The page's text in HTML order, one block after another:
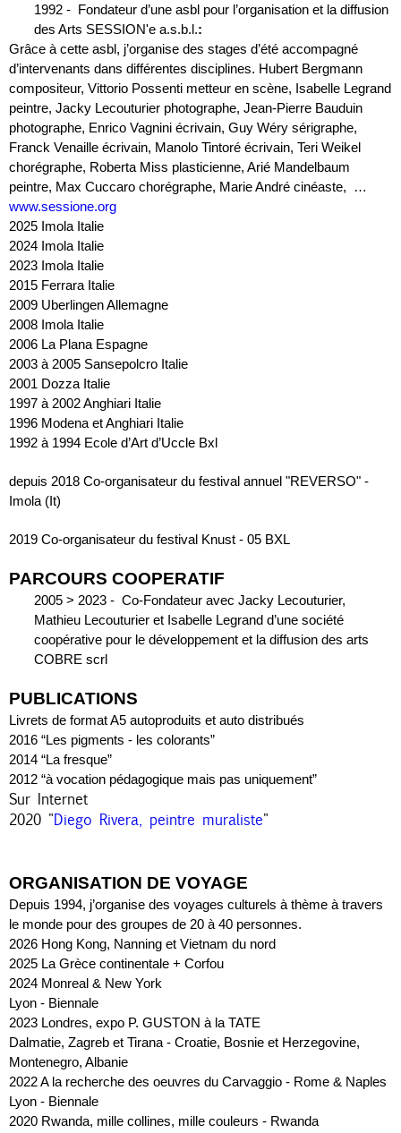
1992 -  Fondateur d’une asbl pour l’organisation et la diffusion
des Arts SESSION'e a.s.b.l.:
Grâce à cette asbl, j’organise des stages d’été accompagné
d’intervenants dans différentes disciplines. Hubert Bergmann
compositeur, Vittorio Possenti metteur en scène, Isabelle Legrand
peintre, Jacky Lecouturier photographe, Jean-Pierre Bauduin
photographe, Enrico Vagnini écrivain, Guy Wéry sérigraphe,
Franck Venaille écrivain, Manolo Tintoré écrivain, Teri Weikel
chorégraphe, Roberta Miss plasticienne, Arié Mandelbaum
www.sessione.org
2025 Imola Italie
2024 Imola Italie
2023 Imola Italie
2015 Ferrara Italie
2009 Uberlingen Allemagne
2008 Imola Italie
2006 La Plana Espagne
2003 à 2005 Sansepolcro Italie
2001 Dozza Italie
1997 à 2002 Anghiari Italie
1996 Modena et Anghiari Italie
1992 à 1994 Ecole d’Art d’Uccle Bxl
depuis 2018 Co-organisateur du festival annuel "REVERSO" -
Imola (It)
2019 Co-organisateur du festival Knust - 05 BXL
PARCOURS COOPERATIF
2005 > 2023 -  Co-Fondateur avec Jacky Lecouturier,
Mathieu Lecouturier et Isabelle Legrand d’une société
coopérative pour le développement et la diffusion des arts
COBRE scrl
PUBLICATIONS
Livrets de format A5 autoproduits et auto distribués
2016 “Les pigments - les colorants”
2014 “La fresque”
2012 “à vocation pédagogique mais pas uniquement”
Sur Internet
2020 "Diego Rivera, peintre muraliste"
ORGANISATION DE VOYAGE
Depuis 1994, j’organise des voyages culturels à thème à travers
le monde pour des groupes de 20 à 40 personnes.
2026 Hong Kong, Nanning et Vietnam du nord
2025 La Grèce continentale + Corfou
2024 Monreal & New York
Lyon - Biennale
2023 Londres, expo P. GUSTON à la TATE
Dalmatie, Zagreb et Tirana - Croatie, Bosnie et Herzegovine,
Montenegro, Albanie
2022 A la recherche des oeuvres du Carvaggio - Rome & Naples
Lyon - Biennale
2020 Rwanda, mille collines, mille couleurs - Rwanda